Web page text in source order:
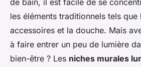
murales
salle de bain ?
Clara•12 février 2024•6 min de lecture
de bain, il est facile de se
les éléments traditionnels tels que
accessoires et la douche. Mais
à faire entrer un peu de lumière
bien-être ? Les niches murales